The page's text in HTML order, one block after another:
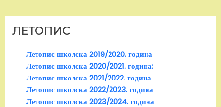
ЛЕТОПИС
Летопис школска 2019/2020. година
Летопис школска 2020/2021. година:
Летопис школска 2021/2022. година
Летопис школска 2022/2023. година
Летопис школска 2023/2024. година